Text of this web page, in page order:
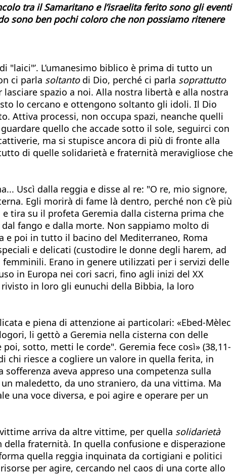
tra il Samaritano e l’israelita ferito sono gli eventi
sono ben pochi coloro che non possiamo ritenere
L’umanesimo biblico è prima di tutto un
ci parla soltantodi Dio, perché ci parla soprattutto
spazio a noi. Alla nostra libertà e alla nostra
lo cercano e ottengono soltanto gli idoli. Il Dio
Attiva processi, non occupa spazi, neanche quelli
quello che accade sotto il sole, seguirci con
ma si stupisce ancora di più di fronte alla
di quelle solidarietà e fraternità meravigliose che
Uscì dalla reggia e disse al re: "O re, mio signore,
Egli morirà di fame là dentro, perché non c’è più
tira su il profeta Geremia dalla cisterna prima che
fango e dalla morte. Non sappiamo molto di
e poi in tutto il bacino del Mediterraneo, Roma
e delicati (custodire le donne degli harem, ad
Erano in genere utilizzati per i servizi delle
in Europa nei cori sacri, fino agli inizi del XX
in loro gli eunuchi della Bibbia, la loro
e piena di attenzione ai particolari: «Ebed-Mèlec
li gettò a Geremia nella cisterna con delle
sotto, metti le corde". Geremia fece così» (38,11-
chi riesce a cogliere un valore in quella ferita, in
aveva appreso una competenza sulla
maledetto, da uno straniero, da una vittima. Ma
una voce diversa, e poi agire e operare per un
arriva da altre vittime, per quella solidarietà
fraternità. In quella confusione e disperazione
quella reggia inquinata da cortigiani e politici
per agire, cercando nel caos di una corte allo